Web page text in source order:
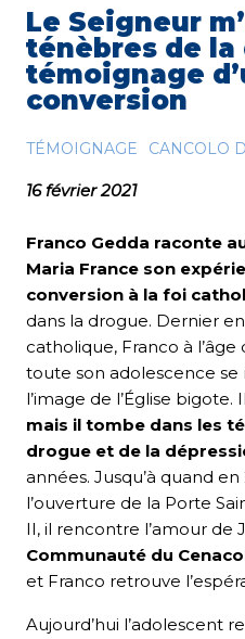
Le Seigneur
ténèbres de la
témoignage
conversion
TÉMOIGNAGE CANCOLO
16 février 2021
Franco Gedda raconte
Maria France son
conversion à la foi
dans la drogue. Dernier
catholique, Franco à
toute son adolescence se
l’image de l’Église
mais il tombe dans les
drogue et de la
années. Jusqu’à quand en
l’ouverture de la Porte
II, il rencontre l’amour de
Communauté du
et Franco retrouve
Aujourd’hui l’adolescent